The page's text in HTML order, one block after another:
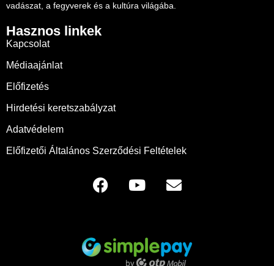
vadászat, a fegyverek és a kultúra világába.
Hasznos linkek
Kapcsolat
Médiaajánlat
Előfizetés
Hirdetési keretszabályzat
Adatvédelem
Előfizetői Általános Szerződési Feltételek